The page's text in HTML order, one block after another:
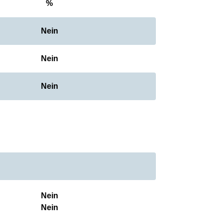
%
Nein
Nein
Nein
Nein
Nein